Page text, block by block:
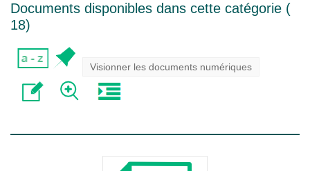
Documents disponibles dans cette catégorie (
18)
Visionner les documents numériques